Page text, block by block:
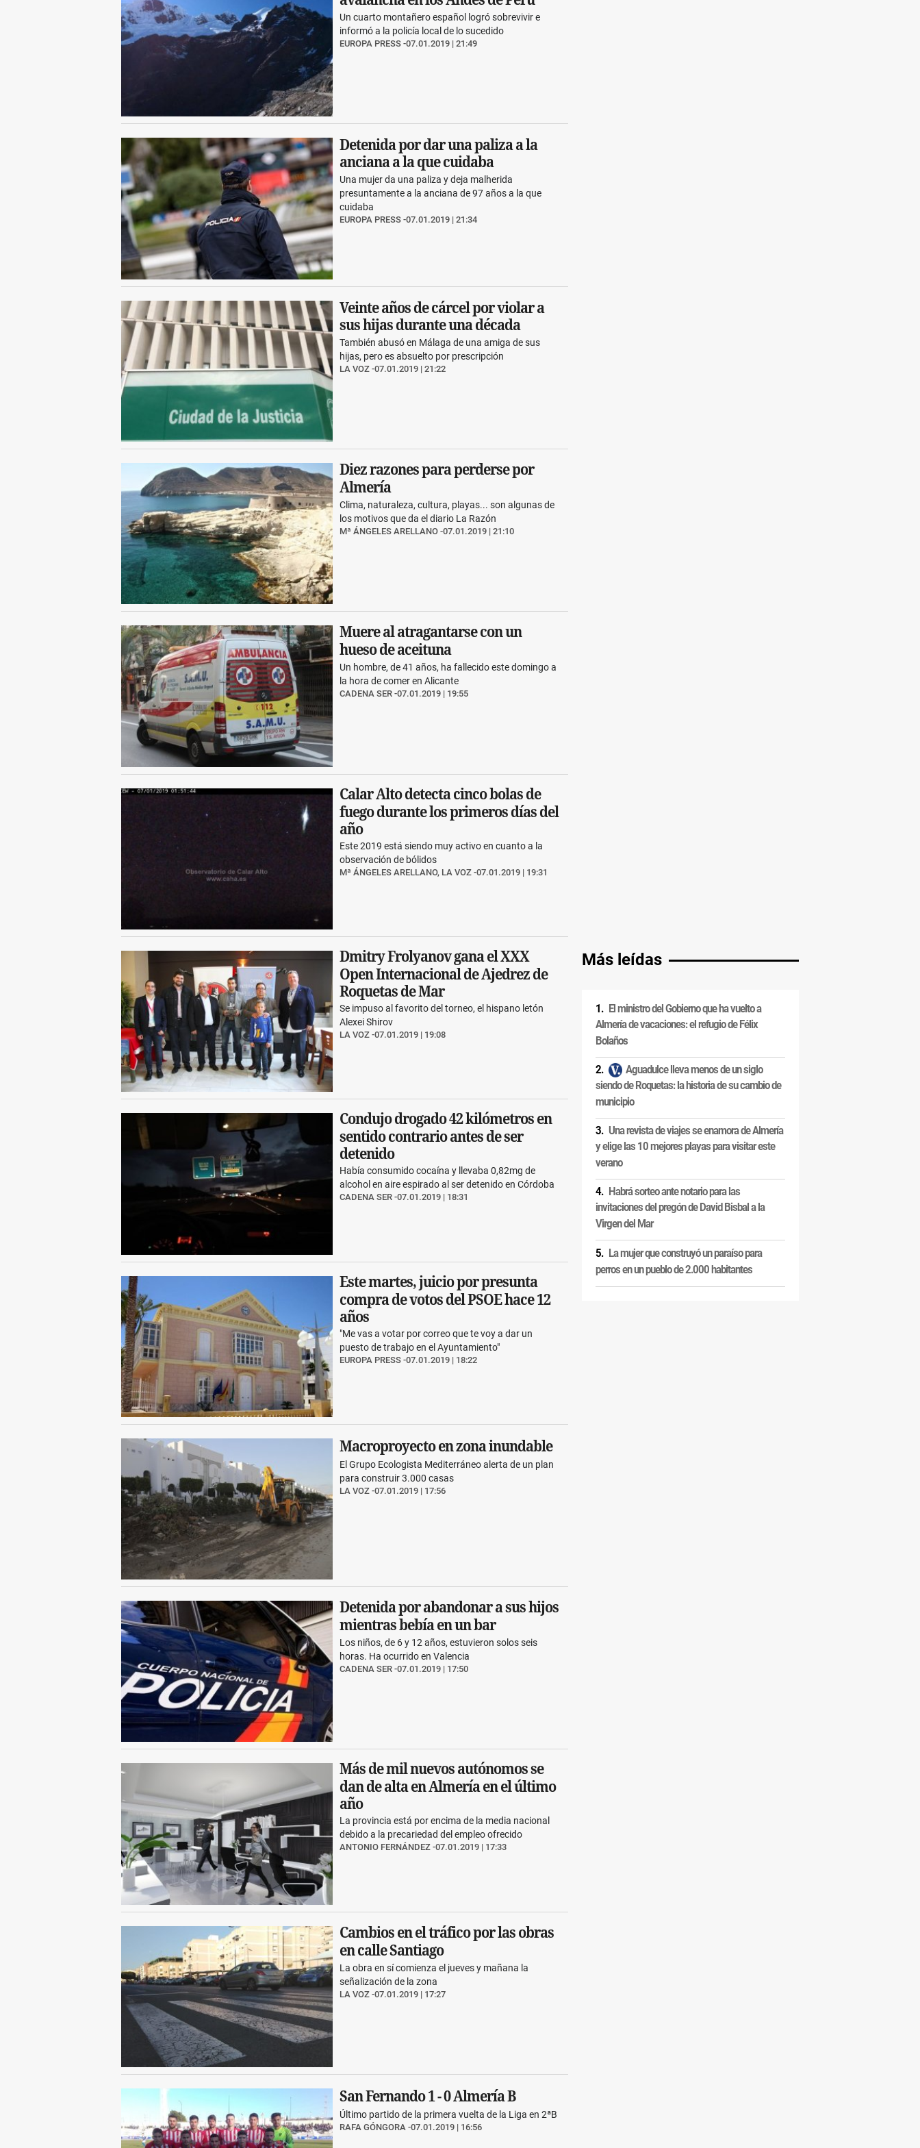
EUROPA PRESS 07.01.2019 | 21:49
Un cuarto montañero español logró sobrevivir e
informó a la policía local de lo sucedido
Detenida por dar una paliza a la
anciana a la que cuidaba
EUROPA PRESS 07.01.2019 | 21:34
Una mujer da una paliza y deja malherida
presuntamente a la anciana de 97 años a la que
cuidaba
Veinte años de cárcel por violar a
sus hijas durante una década
LA VOZ 07.01.2019 | 21:22
También abusó en Málaga de una amiga de sus
hijas, pero es absuelto por prescripción
Diez razones para perderse por
Almería
Mª ÁNGELES ARELLANO 07.01.2019 | 21:10
Clima, naturaleza, cultura, playas... son algunas de
los motivos que da el diario La Razón
Muere al atragantarse con un
hueso de aceituna
CADENA SER 07.01.2019 | 19:55
Un hombre, de 41 años, ha fallecido este domingo a
la hora de comer en Alicante
Calar Alto detecta cinco bolas de
fuego durante los primeros días del
año
Mª ÁNGELES ARELLANO, LA VOZ 07.01.2019 | 19:31
Este 2019 está siendo muy activo en cuanto a la
observación de bólidos
Dmitry Frolyanov gana el XXX
Open Internacional de Ajedrez de
Roquetas de Mar
LA VOZ 07.01.2019 | 19:08
Se impuso al favorito del torneo, el hispano letón
Alexei Shirov
Condujo drogado 42 kilómetros en
sentido contrario antes de ser
detenido
CADENA SER 07.01.2019 | 18:31
Había consumido cocaína y llevaba 0,82mg de
alcohol en aire espirado al ser detenido en Córdoba
Este martes, juicio por presunta
compra de votos del PSOE hace 12
años
EUROPA PRESS 07.01.2019 | 18:22
"Me vas a votar por correo que te voy a dar un
puesto de trabajo en el Ayuntamiento"
Macroproyecto en zona inundable
LA VOZ 07.01.2019 | 17:56
El Grupo Ecologista Mediterráneo alerta de un plan
para construir 3.000 casas
Detenida por abandonar a sus hijos
mientras bebía en un bar
CADENA SER 07.01.2019 | 17:50
Los niños, de 6 y 12 años, estuvieron solos seis
horas. Ha ocurrido en Valencia
Más de mil nuevos autónomos se
dan de alta en Almería en el último
año
ANTONIO FERNÁNDEZ 07.01.2019 | 17:33
La provincia está por encima de la media nacional
debido a la precariedad del empleo ofrecido
Cambios en el tráfico por las obras
en calle Santiago
LA VOZ 07.01.2019 | 17:27
La obra en sí comienza el jueves y mañana la
señalización de la zona
San Fernando 1 - 0 Almería B
RAFA GÓNGORA 07.01.2019 | 16:56
Último partido de la primera vuelta de la Liga en 2ªB
Más leídas
El ministro del Gobierno que ha vuelto a
Almería de vacaciones: el refugio de Félix
Bolaños
Aguadulce lleva menos de un siglo
siendo de Roquetas: la historia de su cambio de
municipio
Una revista de viajes se enamora de Almería
y elige las 10 mejores playas para visitar este
verano
Habrá sorteo ante notario para las
invitaciones del pregón de David Bisbal a la
Virgen del Mar
La mujer que construyó un paraíso para
perros en un pueblo de 2.000 habitantes